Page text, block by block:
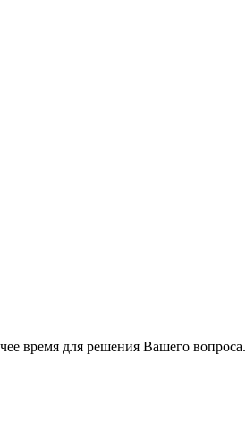
время для решения Вашего вопроса.